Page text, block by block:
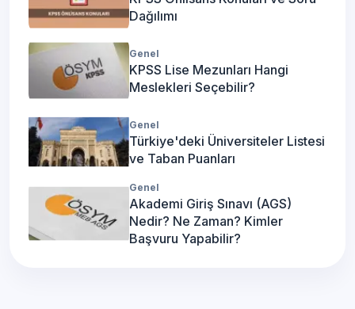
Dağılımı
Genel
KPSS Lise Mezunları Hangi
Meslekleri Seçebilir?
Genel
Türkiye'deki Üniversiteler Listesi
ve Taban Puanları
Genel
Akademi Giriş Sınavı (AGS)
Nedir? Ne Zaman? Kimler
Başvuru Yapabilir?